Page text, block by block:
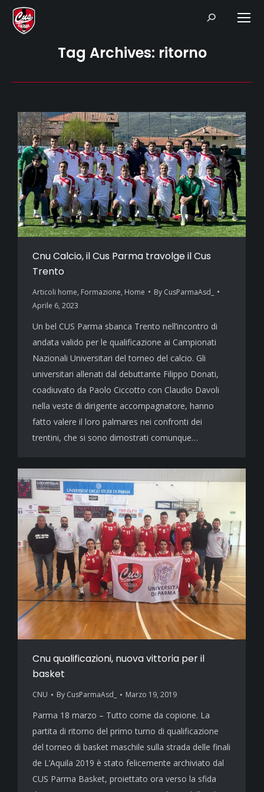
Search:
Tag Archives: ritorno
Cnu Calcio, il Cus Parma travolge il Cus
Trento
Articoli home, Formazione, Home By CusParmaAsd_
Aprile 6, 2023
Un bel CUS Parma sbanca Trento nell’incontro di
andata valido per le qualificazione ai Campionati
Nazionali Universitari del torneo del calcio. Gli
universitari allenati dal debuttante Filippo Donati,
coadiuvato da Paolo Ciccotto con Claudio Davoli
nella veste di dirigente accompagnatore, hanno
fatto valere il loro palmares nei confronti dei
trentini, che si sono dimostrati comunque…
Cnu qualificazioni, nuova vittoria per il
basket
CNU By CusParmaAsd_ Marzo 19, 2019
Parma 18 marzo – Tutto come da copione. La
partita di ritorno del primo turno di qualificazione
del torneo di basket maschile sulla strada delle finali
de L’Aquila 2019 è stato felicemente archiviato dal
CUS Parma Basket, proiettato ora verso la sfida